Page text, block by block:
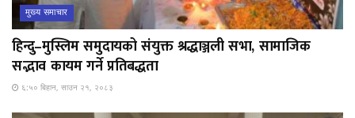
मुख्य समाचार
हिन्दु–मुस्लिम समुदायको संयुक्त श्रद्धाञ्जली सभा, सामाजिक
सद्भाव कायम गर्ने प्रतिबद्धता
६:५० बिहान, साउन २१, २०८३